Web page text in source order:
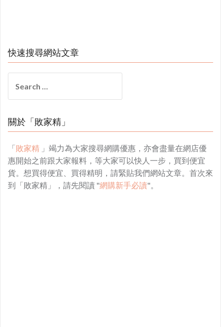
快速搜尋網站文章
for:
關於「敗家精」
「敗家精 」竭力為大家搜尋網購優惠，亦會盡量在網店優
惠開始之前跟大家報料，等大家可以快人一步，買到便宜
貨。想買得便宜、買得精明，請緊貼我們網站文章。首次來
到「敗家精」，請先閱讀 "網購新手必讀"。